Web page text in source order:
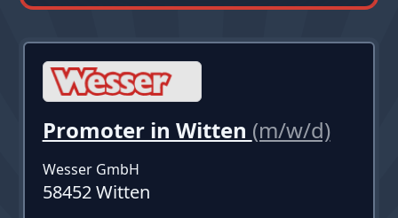
Promoter in Witten (m/w/d)
Wesser GmbH
58452 Witten